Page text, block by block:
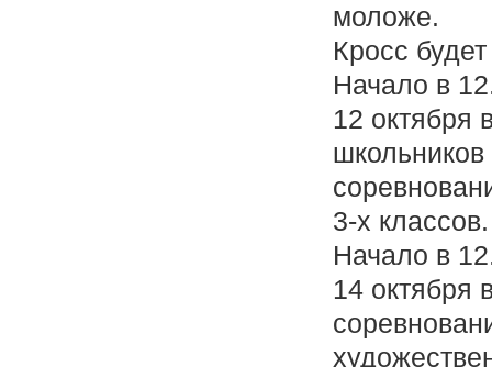
моложе.
Кросс
Начало в
12 октября
школьников
3-х классов.
Начало в
14